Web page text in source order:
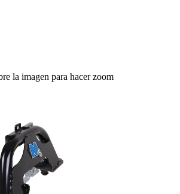
la imagen para hacer zoom